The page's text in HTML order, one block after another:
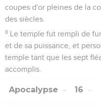
coupes d'or pleines de la
des siècles.
8 Le temple fut rempli de
et de sa puissance, et
temple tant que les sept
accomplis.
Apocalypse 16